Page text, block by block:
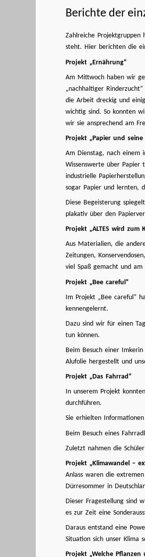
Berichte der
Zahlreiche Projektgruppen
steht. Hier berichten die
Projekt „Ernährung“
Am Mittwoch haben wir
„nachhaltiger
die Arbeit dreckig und
wichtig sind. So konnten
wir sie ansprechend am
Projekt „Papier und seine
Am Dienstag, nach einem
Wissenswerte über Papier
industrielle
sogar Papier und lernten,
Diese Begeisterung
plakativ über den
Projekt „ALTES wird zum
Aus Materialien, die
Zeitungen,
viel Spaß gemacht und
Projekt „Bee careful“
Im Projekt „Bee careful“
kennengelernt.
Dazu sind wir für einen
tun können.
Beim Besuch einer
Alufolie hergestellt und
Projekt „Das Fahrrad“
In unserem Projekt
durchführen.
Sie erhielten
Beim Besuch eines
Zuletzt nahmen die
Projekt „Klimawandel –
Anlass waren die
Dürresommer in
Dieser Fragestellung sind
es zur Zeit eine
Daraus entstand eine
Situation sich unser Klima
Projekt „Welche